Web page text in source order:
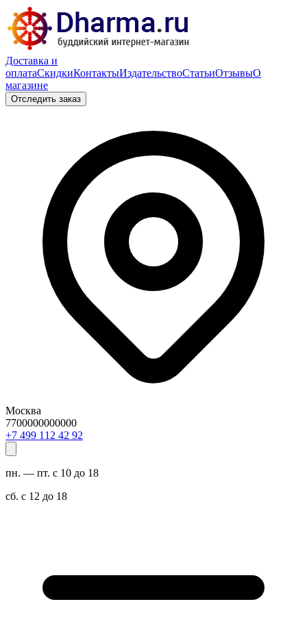
Доставка и
оплатаСкидкиКонтактыИздательствоСтатьиОтзывыО
магазине
Отследить заказ
Москва
7700000000000
29 24 211 994 7+
пн. — пт. с 10 до 18
сб. с 12 до 18